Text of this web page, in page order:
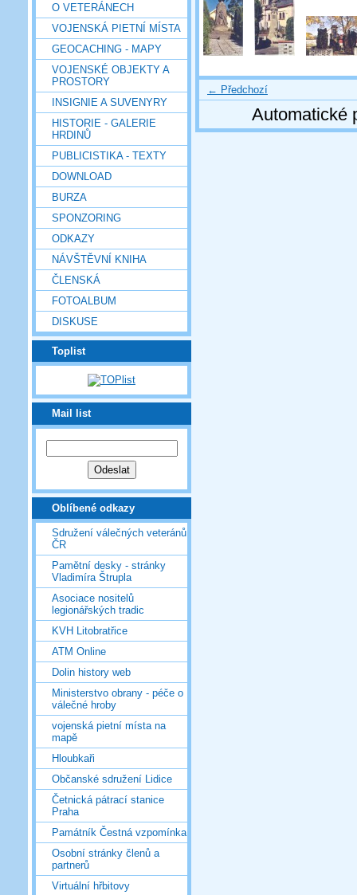
O VETERÁNECH
VOJENSKÁ PIETNÍ MÍSTA
GEOCACHING - MAPY
VOJENSKÉ OBJEKTY A
PROSTORY
INSIGNIE A SUVENYRY
HISTORIE - GALERIE
HRDINŮ
PUBLICISTIKA - TEXTY
DOWNLOAD
BURZA
SPONZORING
ODKAZY
NÁVŠTĚVNÍ KNIHA
ČLENSKÁ
FOTOALBUM
DISKUSE
Toplist
Mail list
Oblíbené odkazy
Sdružení válečných veteránů
ČR
Pamětní desky - stránky
Vladimíra Štrupla
Asociace nositelů
legionářských tradic
KVH Litobratřice
ATM Online
Dolin history web
Ministerstvo obrany - péče o
válečné hroby
vojenská pietní místa na
mapě
Hloubkaři
Občanské sdružení Lidice
Četnická pátrací stanice
Praha
Památník Čestná vzpomínka
Osobní stránky členů a
partnerů
Virtuální hřbitovy
← Předchozí
Automatické